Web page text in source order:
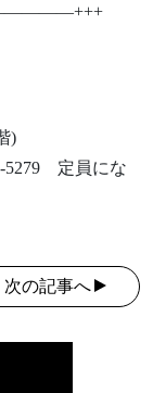
)
5279 定員にな
次の記事へ